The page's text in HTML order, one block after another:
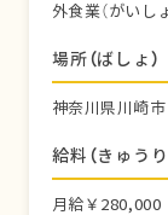
外食業（がいし
場所（ばしょ）
神奈川県川崎市
給料（きゅうり
月給￥280,000